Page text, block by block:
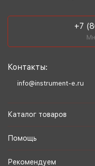
+7
Контакты:
info@instrument-e.ru
Каталог товаров
Помощь
Рекомендуем